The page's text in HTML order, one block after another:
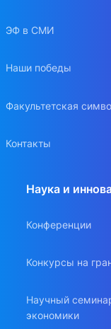
ЭФ в СМИ
Наши победы
Факультетская
Контакты
Наука и
Конференции
Конкурсы на
Научный
экономики